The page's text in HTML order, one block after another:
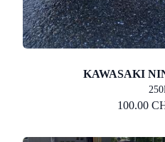
KAWASAKI
100.00